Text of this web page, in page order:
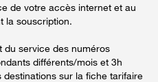
de votre accès internet et au
la souscription.
du service des numéros
différents/mois et 3h
sur la fiche tarifaire